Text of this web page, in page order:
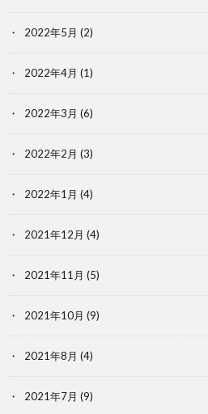
2022年5月 (2)
2022年4月 (1)
2022年3月 (6)
2022年2月 (3)
2022年1月 (4)
2021年12月 (4)
2021年11月 (5)
2021年10月 (9)
2021年8月 (4)
2021年7月 (9)